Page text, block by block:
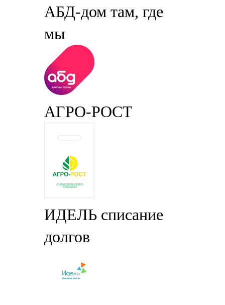
АБД-дом там, где
мы
АГРО-РОСТ
ИДЕЛЬ списание
долгов